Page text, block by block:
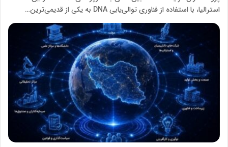
استرالیا، با استفاده از فناوری توالی‌یابی DNA به یکی از قدیمی‌ترین…